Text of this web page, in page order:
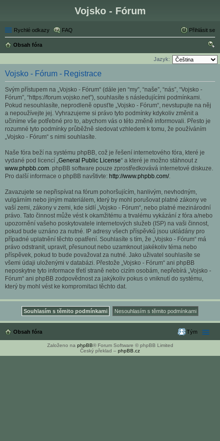
Vojsko - Fórum
Rychlé odkazy FAQ Přihlásit se
Obsah fóra
led
Jazyk:
Vojsko - Fórum - Registrace
Svým přístupem na „Vojsko - Fórum“ (dále jen “my”, “naše”, “nás”, “Vojsko -
Fórum”, “https://forum.vojsko.net”), souhlasíte s následujícími podmínkami.
Pokud nesouhlasíte, neprodleně opusťte „Vojsko - Fórum“, nevstupujte na něj
a nepoužívejte jej. Vyhrazujeme si právo tyto podmínky kdykoliv změnit a
učiníme vše potřebné pro to, abychom vás o této změně informovali. Přesto je
rozumné tyto podmínky průběžně sledovat vzhledem k tomu, že používáním
„Vojsko - Fórum“ s nimi souhlasíte.
Naše fóra beží na systému phpBB, což je řešení internetového fóra, které je
vydané pod licencí „General Public License“ a které je možno stáhnout z
www.phpbb.com. phpBB software pouze zprostředkovává internetové diskuze.
Pro další informace o phpBB navštivte: http://www.phpbb.com/.
Zavazujete se nepřispívat na fórum pohoršujícím, hanlivým, nevhodným,
vulgárním nebo jiným materiálem, který by mohl porušovat platné zákony ve
vaší zemi, zákony v zemi, kde sídlí „Vojsko - Fórum“, nebo platné mezinárodní
právo. Tato činnost může vést k okamžitému a trvalému vykázání z fóra a/nebo
upozornění vašeho poskytovatele internetových služeb (ISP) na vaši činnost,
pokud bude uznáno za nutné. IP adresy všech příspěvků jsou ukládány pro
případné uplatnění těchto opatření. Souhlasíte s tím, že „Vojsko - Fórum“ má
právo odstranit, upravit, přesunout nebo uzamknout jakékoliv téma nebo
příspěvek, pokud to bude považovat za nutné. Jako uživatel souhlasíte se
všemi údaji uloženými v databázi. Přestože „Vojsko - Fórum“ ani phpBB
neposkytne tyto informace třetí straně nebo cizím osobám, nepřebírá „Vojsko -
Fórum“ ani phpBB zodpovědnost za jakýkoliv pokus o vniknutí do systému,
který by mohl vést ke kompromitaci těchto dat.
Obsah fóra Tým
Založeno na phpBB® Forum Software © phpBB Limited
Český překlad – phpBB.cz